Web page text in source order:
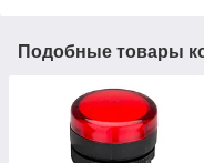
Подобные товары